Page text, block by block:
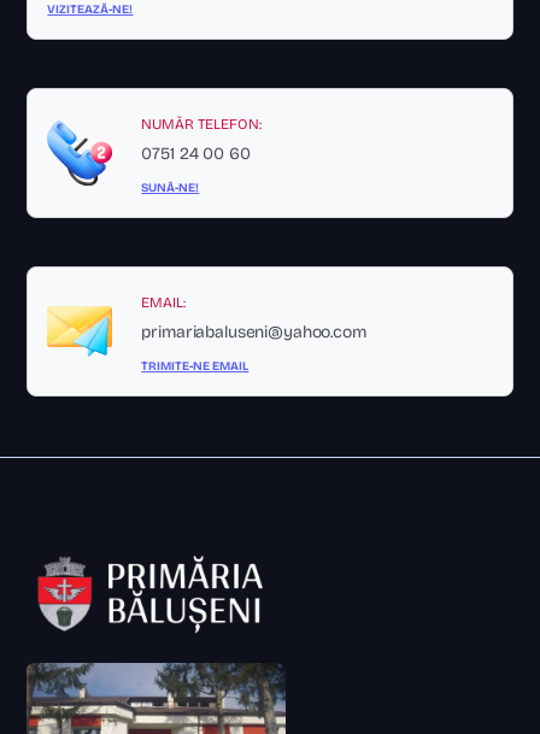
VIZITEAZĂ-NE!
NUMĂR TELEFON:
0751 24 00 60
SUNĂ-NE!
EMAIL:
primariabaluseni@yahoo.com
TRIMITE-NE EMAIL